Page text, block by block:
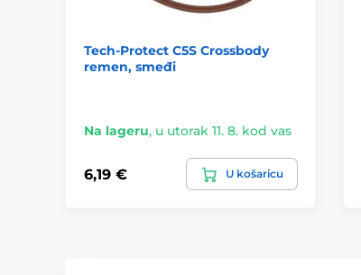
Tech-Protect C5S Crossbody
remen, smeđi
Na lageru, u utorak 11. 8. kod vas
6,19 € U košaricu